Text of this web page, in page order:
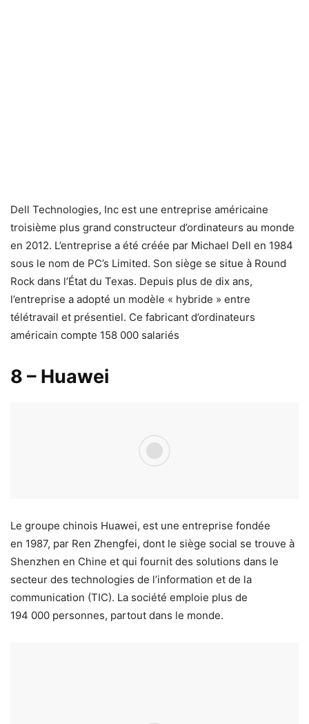
Dell Technologies, Inc est une entreprise américaine
troisième plus grand constructeur d’ordinateurs au monde
en 2012. L’entreprise a été créée par Michael Dell en 1984
sous le nom de PC’s Limited. Son siège se situe à Round
Rock dans l’État du Texas. Depuis plus de dix ans,
l’entreprise a adopté un modèle « hybride » entre
télétravail et présentiel. Ce fabricant d’ordinateurs
américain compte 158 000 salariés
8 – Huawei
Le groupe chinois Huawei, est une entreprise fondée
en 1987, par Ren Zhengfei, dont le siège social se trouve à
Shenzhen en Chine et qui fournit des solutions dans le
secteur des technologies de l’information et de la
communication (TIC). La société emploie plus de
194 000 personnes, partout dans le monde.